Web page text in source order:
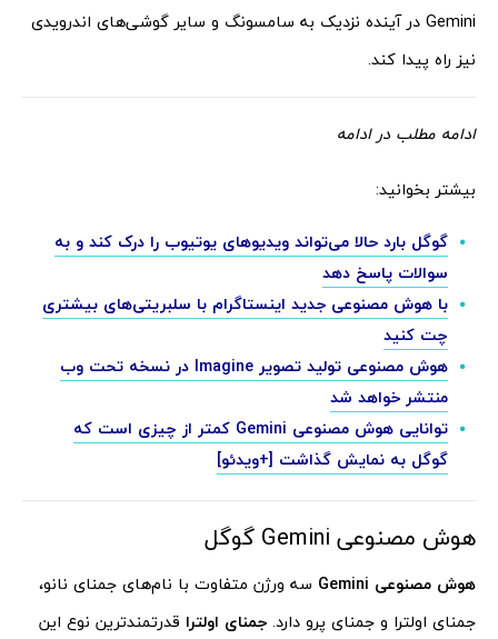
Gemini در آینده نزدیک به سامسونگ و سایر گوشی‌های اندرویدی
نیز راه پیدا کند.
ادامه مطلب در ادامه
بیشتر بخوانید:
گوگل بارد حالا می‌تواند ویدیوهای یوتیوب را درک کند و به
سوالات پاسخ دهد
با هوش مصنوعی جدید اینستاگرام با سلبریتی‌های بیشتری
چت کنید
هوش مصنوعی تولید تصویر Imagine در نسخه تحت وب
منتشر خواهد شد
توانایی هوش مصنوعی Gemini کمتر از چیزی‌ است که
گوگل به نمایش گذاشت [+ویدئو]
هوش مصنوعی Gemini گوگل
هوش مصنوعی Gemini
سه ورژن متفاوت با نام‌های جمنای نانو،
جمنای اولترا و جمنای پرو دارد. جمنای اولترا قدرتمندترین نوع این